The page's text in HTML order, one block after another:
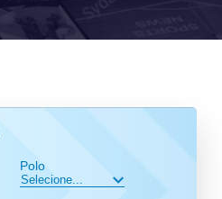
Polo